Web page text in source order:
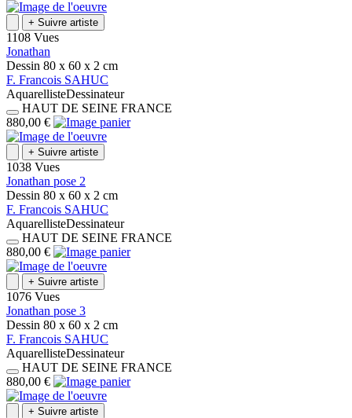
+ Suivre artiste
1108 Vues
Jonathan
Dessin 80 x 60 x 2 cm
F. Francois SAHUC
AquarellisteDessinateur
HAUT DE SEINE FRANCE
880,00 €
+ Suivre artiste
1038 Vues
Jonathan pose 2
Dessin 80 x 60 x 2 cm
F. Francois SAHUC
AquarellisteDessinateur
HAUT DE SEINE FRANCE
880,00 €
+ Suivre artiste
1076 Vues
Jonathan pose 3
Dessin 80 x 60 x 2 cm
F. Francois SAHUC
AquarellisteDessinateur
HAUT DE SEINE FRANCE
880,00 €
+ Suivre artiste